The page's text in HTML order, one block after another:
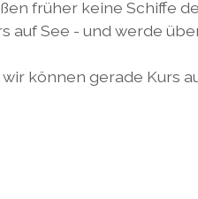
früher keine Schiffe
auf See - und werde
können gerade Kurs